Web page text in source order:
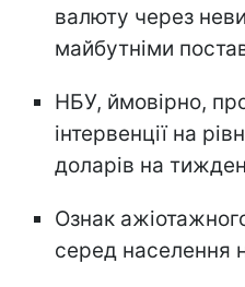
валюту через
майбутніми
НБУ, ймовірно,
інтервенції на
доларів на
Ознак
серед населення